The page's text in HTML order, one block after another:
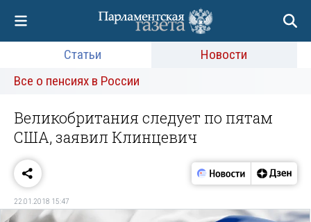
Статьи
Новости
Все о пенсиях в России
Великобритания следует по пятам
США, заявил Клинцевич
22.01.2018 15:47